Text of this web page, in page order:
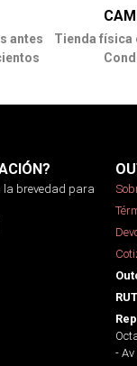
antes
Tienda física
la brevedad para
-